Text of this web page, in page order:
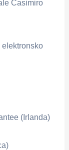
Casimiro
(Irlanda)